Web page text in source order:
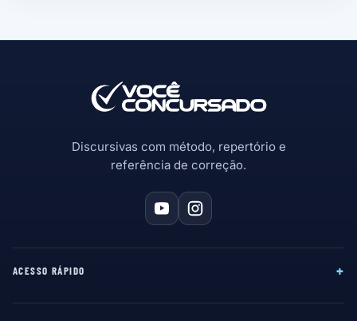
Discursivas com método, repertório e
referência de correção.
ACESSO RÁPIDO +